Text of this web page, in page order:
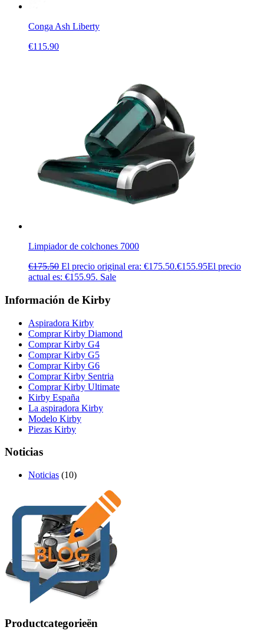
Conga Ash Liberty
€115.90
Limpiador de colchones 7000
€175.50 El precio original era: €175.50.€155.95El precio
actual es: €155.95. Sale
Información de Kirby
Aspiradora Kirby
Comprar Kirby Diamond
Comprar Kirby G4
Comprar Kirby G5
Comprar Kirby G6
Comprar Kirby Sentria
Comprar Kirby Ultimate
Kirby España
La aspiradora Kirby
Modelo Kirby
Piezas Kirby
Noticias
Noticias (10)
Productcategorieën